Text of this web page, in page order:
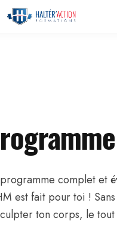
complet et
est fait pour toi !
ton corps, le